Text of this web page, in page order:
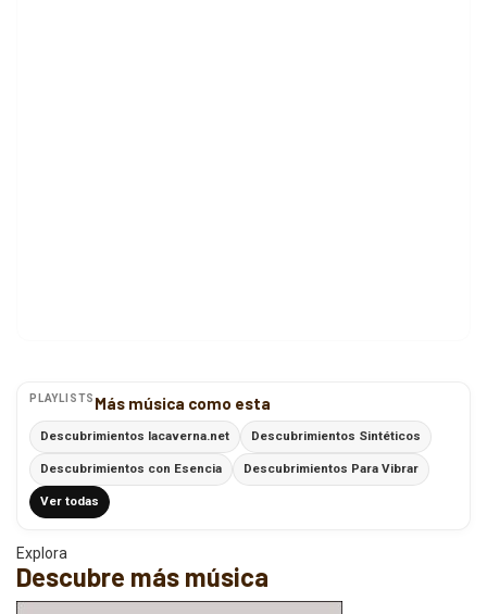
PLAYLISTS Más música como esta
Descubrimientos lacaverna.net Descubrimientos Sintéticos
Descubrimientos con Esencia Descubrimientos Para Vibrar
Ver todas
Explora
Descubre más música